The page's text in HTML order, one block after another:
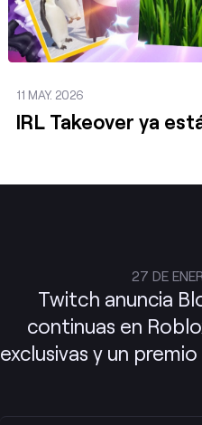
11 MAY. 2026
IRL Takeover ya
27 DE
Twitch anuncia
continuas en
exclusivas y un